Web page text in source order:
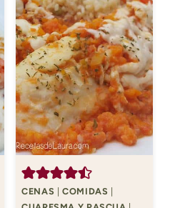
CENAS |COMIDAS